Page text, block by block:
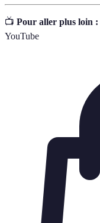
📺 Pour aller plus loin :
YouTube